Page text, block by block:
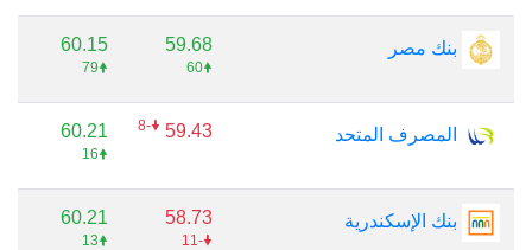
بنك مصر 59.68
🠝60
60.15
🠝79
المصرف المتحد 59.43
🠟-8
60.21
🠝16
بنك الإسكندرية 58.73
🠟-11
60.21
🠝13